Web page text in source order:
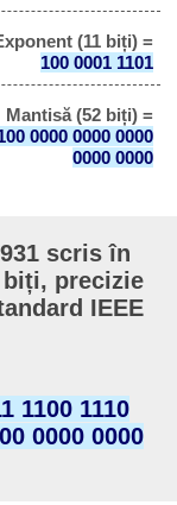
(11 biți) =
100 0001 1101
Mantisă (52 biți) =
0000 0000 0000
0000 0000
scris în
biți, precizie
IEEE
1100 1110
0000 0000